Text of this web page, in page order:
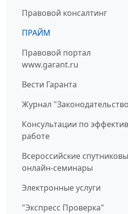
Правовой консалтинг
ПРАЙМ
Правовой портал
www.garant.ru
Вести Гаранта
Журнал
Консультации по
работе
Всероссийские
онлайн-семинары
Электронные услуги
"Экспресс Проверка"